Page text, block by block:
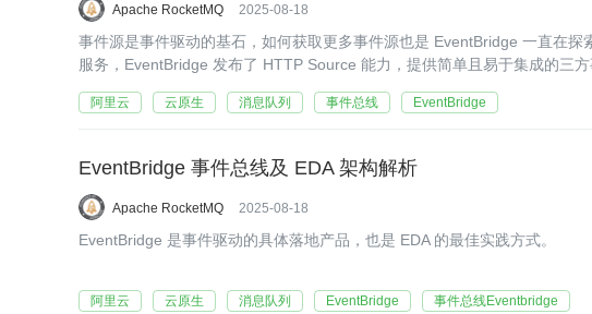
Apache RocketMQ 2025-08-18
事件源是事件驱动的基石，如何获取更多事件源也是 EventBridge 一直在
服务，EventBridge 发布了 HTTP Source 能力，提供简单且易于集成的三
阿里云 云原生 消息队列 事件总线 EventBridge
EventBridge 事件总线及 EDA 架构解析
Apache RocketMQ 2025-08-18
EventBridge 是事件驱动的具体落地产品，也是 EDA 的最佳实践方式。
阿里云 云原生 消息队列 EventBridge 事件总线Eventbridge